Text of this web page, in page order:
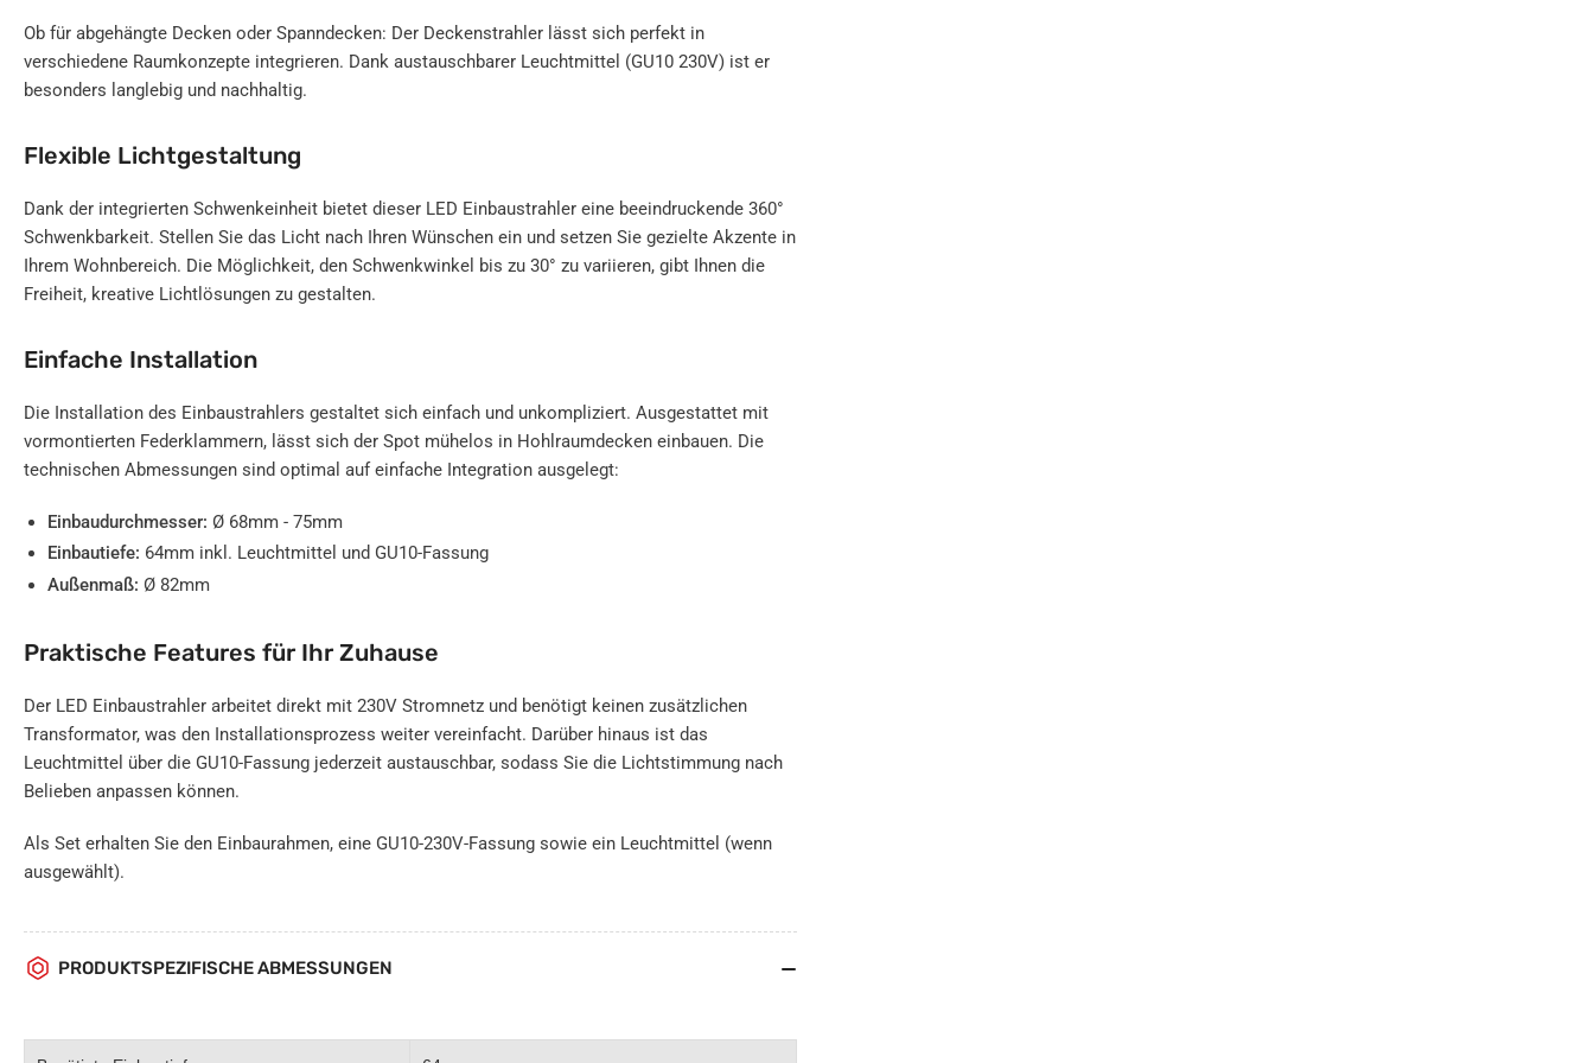
Ob für abgehängte Decken oder Spanndecken: Der Deckenstrahler lässt sich perfekt in
verschiedene Raumkonzepte integrieren. Dank austauschbarer Leuchtmittel (GU10 230V) ist er
besonders langlebig und nachhaltig.
Flexible Lichtgestaltung
Dank der integrierten Schwenkeinheit bietet dieser LED Einbaustrahler eine beeindruckende 360°
Schwenkbarkeit. Stellen Sie das Licht nach Ihren Wünschen ein und setzen Sie gezielte Akzente in
Ihrem Wohnbereich. Die Möglichkeit, den Schwenkwinkel bis zu 30° zu variieren, gibt Ihnen die
Freiheit, kreative Lichtlösungen zu gestalten.
Einfache Installation
Die Installation des Einbaustrahlers gestaltet sich einfach und unkompliziert. Ausgestattet mit
vormontierten Federklammern, lässt sich der Spot mühelos in Hohlraumdecken einbauen. Die
technischen Abmessungen sind optimal auf einfache Integration ausgelegt:
Einbaudurchmesser: Ø 68mm - 75mm
Einbautiefe: 64mm inkl. Leuchtmittel und GU10-Fassung
Außenmaß: Ø 82mm
Praktische Features für Ihr Zuhause
Der LED Einbaustrahler arbeitet direkt mit 230V Stromnetz und benötigt keinen zusätzlichen
Transformator, was den Installationsprozess weiter vereinfacht. Darüber hinaus ist das
Leuchtmittel über die GU10-Fassung jederzeit austauschbar, sodass Sie die Lichtstimmung nach
Belieben anpassen können.
Als Set erhalten Sie den Einbaurahmen, eine GU10-230V-Fassung sowie ein Leuchtmittel (wenn
ausgewählt).
PRODUKTSPEZIFISCHE ABMESSUNGEN